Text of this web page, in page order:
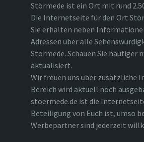
Störmede ist ein Ort mit rund
Die Internetseite für den Ort
Sie erhalten neben
Adressen über alle
Störmede. Schauen Sie
aktualisiert.
Wir freuen uns über zusätzliche
Bereich wird aktuell noch
stoermede.de ist die
Beteiligung von Euch ist, umso
Werbepartner sind jederzeit